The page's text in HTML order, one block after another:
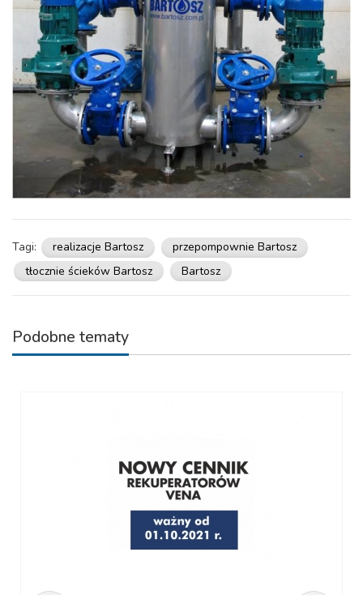
Tagi: realizacje Bartosz
przepompownie Bartosz
tłocznie ścieków Bartosz
Bartosz
Podobne tematy